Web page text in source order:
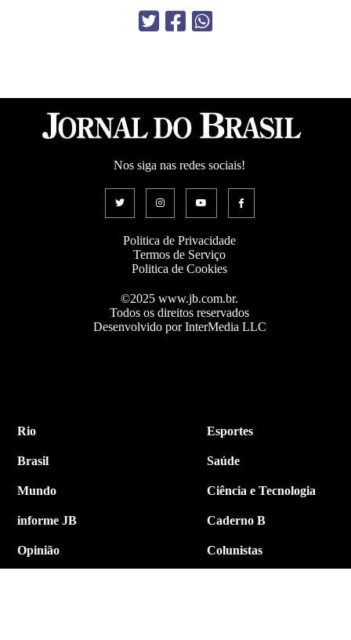
Nos siga nas redes sociais!
Politica de Privacidade
Termos de Serviço
Politica de Cookies
©2025 www.jb.com.br.
Todos os direitos reservados
Desenvolvido por InterMedia LLC
Rio
Brasil
Mundo
informe JB
Opinião
Esportes
Saúde
Ciência e Tecnologia
Caderno B
Colunistas